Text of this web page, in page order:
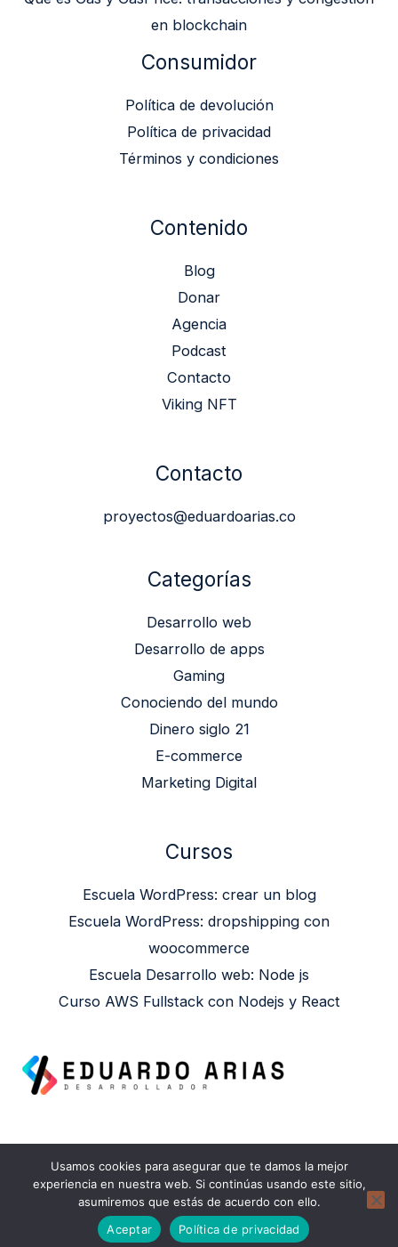
en blockchain
Consumidor
Política de devolución
Política de privacidad
Términos y condiciones
Contenido
Blog
Donar
Agencia
Podcast
Contacto
Viking NFT
Contacto
proyectos@eduardoarias.co
Categorías
Desarrollo web
Desarrollo de apps
Gaming
Conociendo del mundo
Dinero siglo 21
E-commerce
Marketing Digital
Cursos
Escuela WordPress: crear un blog
Escuela WordPress: dropshipping con
woocommerce
Escuela Desarrollo web: Node js
Curso AWS Fullstack con Nodejs y React
Copyright © 2026 Eduardo Arias | Powered by
Eduardo Arias
Usamos cookies para asegurar que te damos la mejor
experiencia en nuestra web. Si continúas usando este sitio,
asumiremos que estás de acuerdo con ello.
Aceptar
Política de privacidad